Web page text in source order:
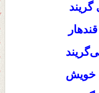
خویش